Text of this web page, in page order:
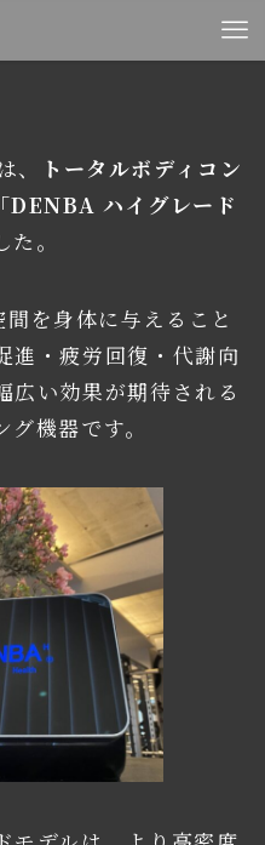
トータルボディコン
DENBA ハイグレード
。
を身体に与えること
進・疲労回復・代謝向
広い効果が期待される
機器です。